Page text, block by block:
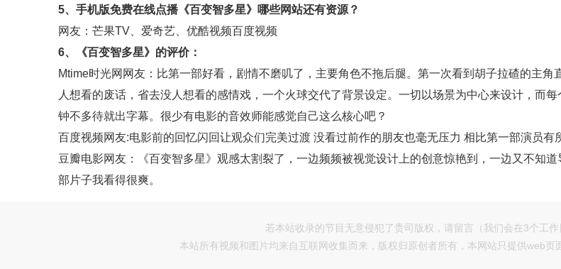
20251002
20251006
20251016
20251020
20251030
20251103 20251104 20251105 20251106
5、手机版免费在线点播《百变智多星》哪些网站还有资源？
网友： 芒果TV 爱奇艺 优酷视频百度视频
6、《百变智多星》的评价：
Mtime时光网 网友：比第一部好看，剧情不磨叽了，主要角色不拖后腿。第一次看到胡子拉碴的主
人想看的废话，省去没人想看的感情戏，一个火球交代了背景设定。一切以场景为中心来设计，而
钟不多待就出字幕。很少有电影的音效师能感觉自己这么核心吧？
百度视频网友:电影前的回忆闪回让观众们完美过渡 没看过前作的朋友也毫无压力 相比第一部演员有
豆瓣电影网友：《百变智多星》观感太割裂了，一边频频被视觉设计上的创意惊艳到，一边又不知
部片子我看得很爽。
若本站收录的节目无意侵犯了贵司版权，请留言（我们会在3个工作
本站所有视频和图片均来自互联网收集而来，版权归原创者所有，本网站只提供web